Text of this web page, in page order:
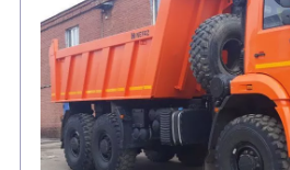
Кредит/Лизинг
САМОСВАЛ КАМАЗ-6520